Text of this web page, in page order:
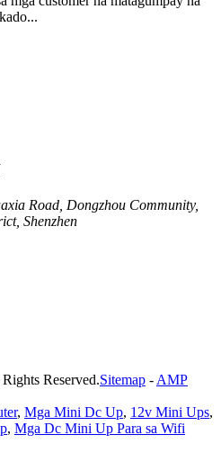
Road, Dongzhou Community,
Shenzhen
Reserved.Sitemap - AMP
, Mga Mini Dc Up, 12v Mini Ups,
, Mga Dc Mini Up Para sa Wifi